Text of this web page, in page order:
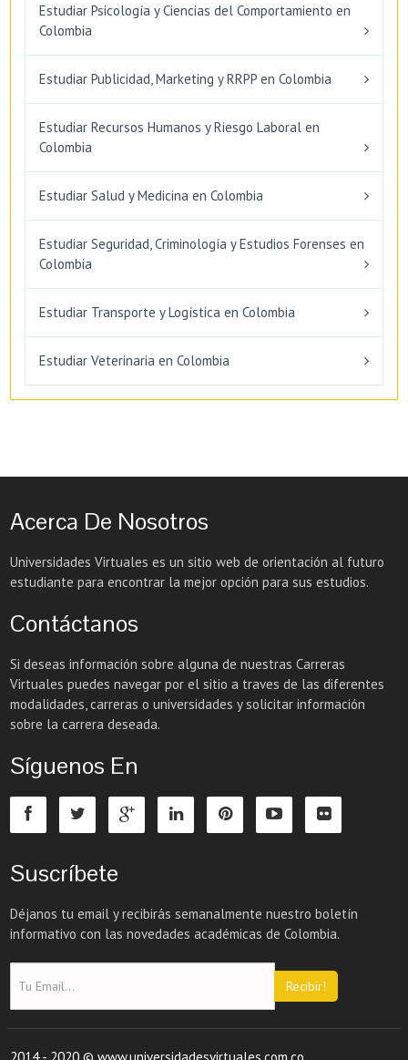
Estudiar Psicología y Ciencias del Comportamiento en
Colombia
Estudiar Publicidad, Marketing y RRPP en Colombia
Estudiar Recursos Humanos y Riesgo Laboral en
Colombia
Estudiar Salud y Medicina en Colombia
Estudiar Seguridad, Criminología y Estudios Forenses en
Colombia
Estudiar Transporte y Logística en Colombia
Estudiar Veterinaria en Colombia
Acerca De Nosotros
Universidades Virtuales es un sitio web de orientación al futuro
estudiante para encontrar la mejor opción para sus estudios.
Contáctanos
Si deseas información sobre alguna de nuestras Carreras
Virtuales puedes navegar por el sitio a traves de las diferentes
modalidades, carreras o universidades y solicitar información
sobre la carrera deseada.
Síguenos En
Suscríbete
Déjanos tu email y recibirás semanalmente nuestro boletín
informativo con las novedades académicas de Colombia.
Recibir!